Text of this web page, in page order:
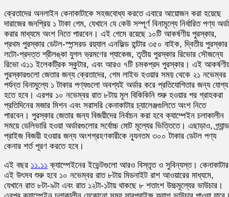
ক্রেতাদের অনলাইন কেনাকাটাকে সহজবোধ্য করতে এবারে আয়োজন করা হয়েছে
দারাজের জনপ্রিয় ১ টাকা গেম, যেখানে যে কেউ সম্পূর্ণ বিনামূল্যে নির্ধারিত পণ্য
করার মাধ্যমে অংশ নিতে পারবেন। এই গেমে রয়েছে ১০টি আকর্ষণীয় পুরস্কার,
প্রথম পুরস্কার ডেটল-স্পন্সরড রয়্যাল এনফিল্ড হান্টার ৩৫০ বাইক, দ্বিতীয় পুরস্কার
লটো-প্রদত্ত শ্রীলঙ্কা যুগল ভ্রমণের প্যাকেজ, তৃতীয় পুরস্কার রিভোর সৌজন্যে
রিভো এ১১ ইলেকট্রিক স্কুটার, এবং আরও ৭টি চমকপ্রদ পুরস্কার। এই
পুরস্কারগুলো জেতার জন্য ক্রেতাদের, গেম লাইভ হওয়ার সময় থেকে ২১ নভেম্বর
পর্যন্ত বিনামুল্যে ১ টাকার পণ্যগুলো অবশ্যই অর্ডার করে প্রতিযোগিতার জন্য যোগ্য
হতে হবে। এরপর ১০ নভেম্বর রাত ৮টায় মূল বিকিকিনি শুরু হওয়ার পর গ্রাহকরা
প্রতিদিনের মজার মিশন এবং সরাসরি কেনাকাটার চ্যালেঞ্জগুলিতে অংশ নিতে
পারবেন। পুরস্কার জেতার জন্য বিজয়ীদের নির্বাচন করা হবে ক্যাম্পেইন চলাকালীন
সময়ে ডেলিভারি হওয়া অর্ডারগুলোর সর্বোচ্চ মোট মূল্যের ভিত্তিতে। এছাড়াও, গ্র্যান্ড
প্রাইজ বিজয়ী হওয়ার জন্য অংশগ্রহণকারীকে ন্যূনতম ৩০০ টাকার ডেটল পণ্য
কেনার শর্ত পূরণ করতে হবে।
এই বছর ১১.১১ ক্যাম্পেইনের ইভেন্টগুলো আরও বিস্তৃত ও সুবিন্যস্ত। কেনাকাটার
এই উৎসব শুরু হবে ১০ নভেম্বর রাত ৮টায় মিডনাইট রাশ আওয়ারের মাধ্যমে,
যেখানে রাত ৮টা-৯টা এবং রাত ১২টা-১টায় থাকছে ৮ শতাংশ উচ্চমূল্যের ভাউচার।